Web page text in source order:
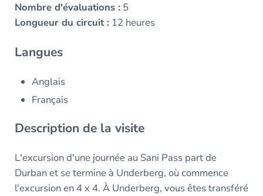
Nombre d'évaluations :5
Longueur du circuit :12 heures
Langues
Anglais
Français
Description de la visite
L'excursion d'une journée au Sani Pass part de
Durban et se termine à Underberg, où commence
l'excursion en 4 x 4. À Underberg, vous êtes transféré